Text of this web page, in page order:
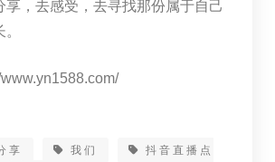
享，去感受，去寻找那份属于自己
www.yn1588.com/
享 我们
抖音直播点